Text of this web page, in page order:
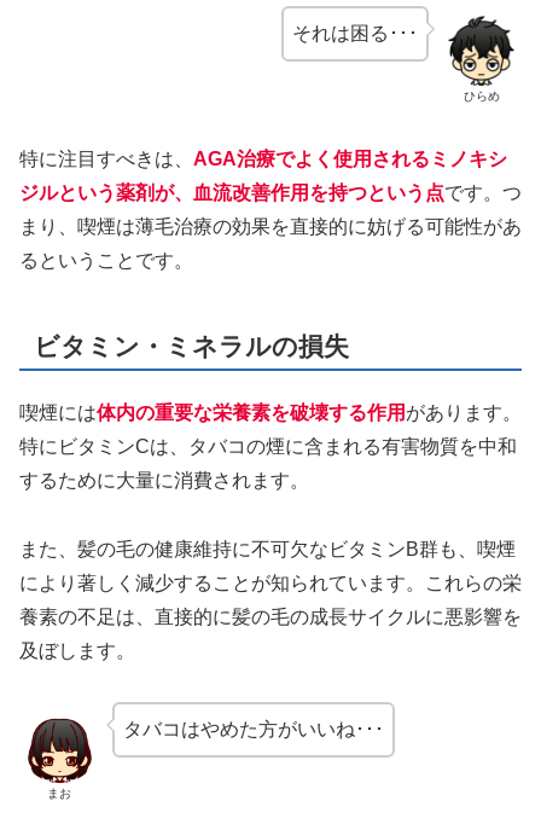
ひらめ
それは困る･･･
特に注目すべきは、 AGA治療でよく使用されるミノキシ
ジルという薬剤が、血流改善作用を持つという点です。つ
まり、喫煙は薄毛治療の効果を直接的に妨げる可能性があ
るということです。
ビタミン・ミネラルの損失
喫煙には体内の重要な栄養素を破壊する作用 があります。
特にビタミンCは、タバコの煙に含まれる有害物質を中和
するために大量に消費されます。
また、髪の毛の健康維持に不可欠なビタミンB群も、喫煙
により著しく減少することが知られています。これらの栄
養素の不足は、直接的に髪の毛の成長サイクルに悪影響を
及ぼします。
まお
タバコはやめた方がいいね･･･